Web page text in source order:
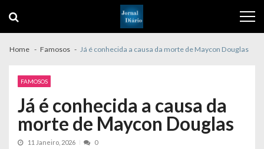
navigation
content
Home Famosos Já é conhecida a causa da morte de Maycon Douglas
FAMOSOS
Já é conhecida a causa da
morte de Maycon Douglas
11 Janeiro, 2026 0